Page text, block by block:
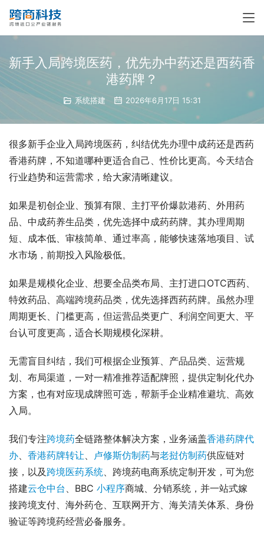
新手入局跨境医药，优先办中药还是西药香
港药牌？
系统搭建 2026年6月17日 15:31
很多新手企业入局跨境医药，纠结优先办理中成药还是西药
香港药牌，不知道哪种更适合自己、性价比更高。今天结合
行业趋势和运营需求，给大家清晰建议。
如果是初创企业、预算有限、主打平价爆款港药、外用药
品、中成药养生品类，优先选择中成药药牌。其办理周期
短、成本低、审核简单、通过率高，能够快速落地项目、试
水市场，前期投入风险极低。
如果是规模化企业、想要全品类布局、主打进口OTC西药、
特效药品、高端跨境药品类，优先选择西药药牌。虽然办理
周期更长、门槛更高，但运营品类更广、利润空间更大、平
台认可度更高，适合长期规模化深耕。
无需盲目纠结，我们可根据企业预算、产品品类、运营规
划、布局渠道，一对一精准推荐适配牌照，提供定制化代办
方案，也有对应现成牌照可选，帮新手企业精准避坑、高效
入局。
我们专注跨境药全链路整体解决方案，业务涵盖香港药牌代
办、 香港药牌转让、 卢修斯仿制药与老挝仿制药供应链对
接，以及 跨境医药系统、跨境药电商系统定制开发，可为您
搭建云仓中台 、BBC 小程序商城、分销系统，并一站式嫁
接跨境支付、海外药仓、互联网开方、海关清关体系、身份
验证等跨境药经营必备服务。